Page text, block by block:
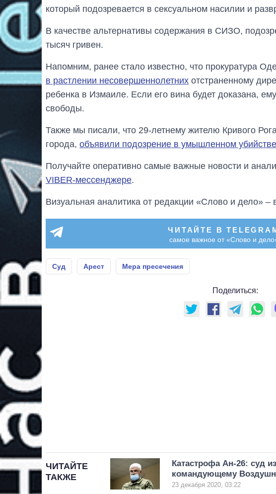
который подозревается в сексуальном насилии и
В качестве альтернативы содержания в СИЗО,
тысяч гривен.
Напомним, ранее стало известно, что прокуратура
в растлении несовершеннолетних отстраненному
ребенка в Измаиле. Если его вина будет доказана,
свободы.
Также мы писали, что 29-летнему жителю Кривого
города, объявили подозрение в умышленном
Получайте оперативно самые важные новости и
VIBER-мессенджере.
Визуальная аналитика от редакции «Слово и дело» –
ЧИТАЙТЕ В
самое важное от «Слово и
Суд Арест Мера пресечения
Поделиться:
ЧИТАЙТЕ
ТАКЖЕ
Катастрофа Ан-26: суд
командующему
23 декабря 2020, 03:22